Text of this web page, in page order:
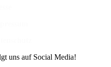
uns auf Social Media!